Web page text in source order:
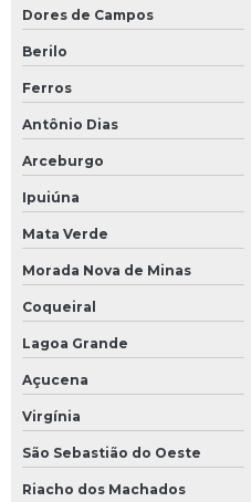
Dores de Campos
Berilo
Ferros
Antônio Dias
Arceburgo
Ipuiúna
Mata Verde
Morada Nova de Minas
Coqueiral
Lagoa Grande
Açucena
Virgínia
São Sebastião do Oeste
Riacho dos Machados